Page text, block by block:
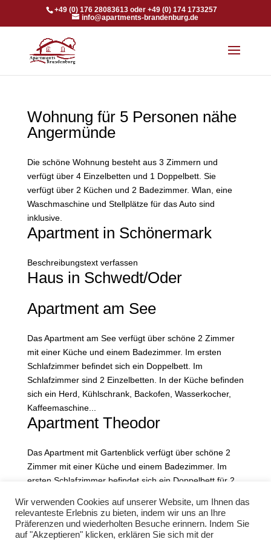
+49 (0) 176 28083613 oder +49 (0) 174 1733257
info@apartments-brandenburg.de
Wohnung für 5 Personen nähe
Angermünde
Die schöne Wohnung besteht aus 3 Zimmern und
verfügt über 4 Einzelbetten und 1 Doppelbett. Sie
verfügt über 2 Küchen und 2 Badezimmer. Wlan, eine
Waschmaschine und Stellplätze für das Auto sind
inklusive.
Apartment in Schönermark
Beschreibungstext verfassen
Haus in Schwedt/Oder
Apartment am See
Das Apartment am See verfügt über schöne 2 Zimmer
mit einer Küche und einem Badezimmer. Im ersten
Schlafzimmer befindet sich ein Doppelbett. Im
Schlafzimmer sind 2 Einzelbetten. In der Küche befinden
sich ein Herd, Kühlschrank, Backofen, Wasserkocher,
Kaffeemaschine...
Apartment Theodor
Das Apartment mit Gartenblick verfügt über schöne 2
Zimmer mit einer Küche und einem Badezimmer. Im
ersten Schlafzimmer befindet sich ein Doppelbett für 2
Küche befinden sich ein Herd, Kühlschrank, Backofen,...
« Ältere Einträge
Wir verwenden Cookies auf unserer Website, um Ihnen das
relevanteste Erlebnis zu bieten, indem wir uns an Ihre
Präferenzen und wiederholten Besuche erinnern. Indem Sie
auf "Akzeptieren" klicken, erklären Sie sich mit der